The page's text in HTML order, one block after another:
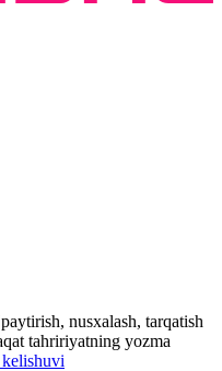
nusxalash, tarqatish
tahririyatning yozma